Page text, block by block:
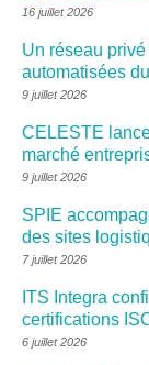
16 juillet 2026
Un réseau
automatisées
9 juillet 2026
CELESTE
marché
9 juillet 2026
SPIE
des sites
7 juillet 2026
ITS Integra
certifications
6 juillet 2026